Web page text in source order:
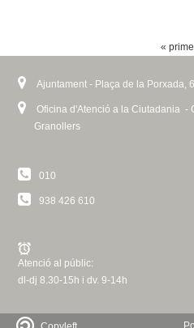
G
S
«
Ajuntament - Plaça de la Porxada,
Oficina d'Atenció a la Ciutadania -
Granollers
010
938 426 610
Atenció al públic:
dl-dj 8.30-15h i dv. 9-14h